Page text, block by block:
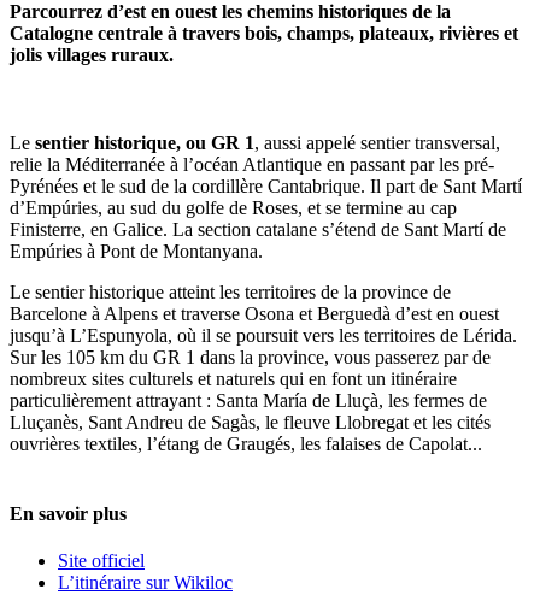
Parcourrez d’est en ouest les chemins historiques de la
Catalogne centrale à travers bois, champs, plateaux, rivières et
jolis villages ruraux.
Le sentier historique, ou GR 1, aussi appelé sentier transversal,
relie la Méditerranée à l’océan Atlantique en passant par les pré-
Pyrénées et le sud de la cordillère Cantabrique. Il part de Sant Martí
d’Empúries, au sud du golfe de Roses, et se termine au cap
Finisterre, en Galice. La section catalane s’étend de Sant Martí de
Empúries à Pont de Montanyana.
Le sentier historique atteint les territoires de la province de
Barcelone à Alpens et traverse Osona et Berguedà d’est en ouest
jusqu’à L’Espunyola, où il se poursuit vers les territoires de Lérida.
Sur les 105 km du GR 1 dans la province, vous passerez par de
nombreux sites culturels et naturels qui en font un itinéraire
particulièrement attrayant : Santa María de Lluçà, les fermes de
Lluçanès, Sant Andreu de Sagàs, le fleuve Llobregat et les cités
ouvrières textiles, l’étang de Graugés, les falaises de Capolat...
En savoir plus
Site officiel
L’itinéraire sur Wikiloc